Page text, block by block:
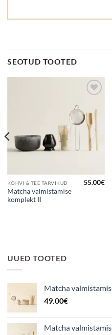
SEOTUD TOOTED
lemmikuks
KOHVI & TEE TARVIKUD
Matcha valmistamise
komplekt II
55.00€
UUED TOOTED
Matcha
49.00€
Matcha